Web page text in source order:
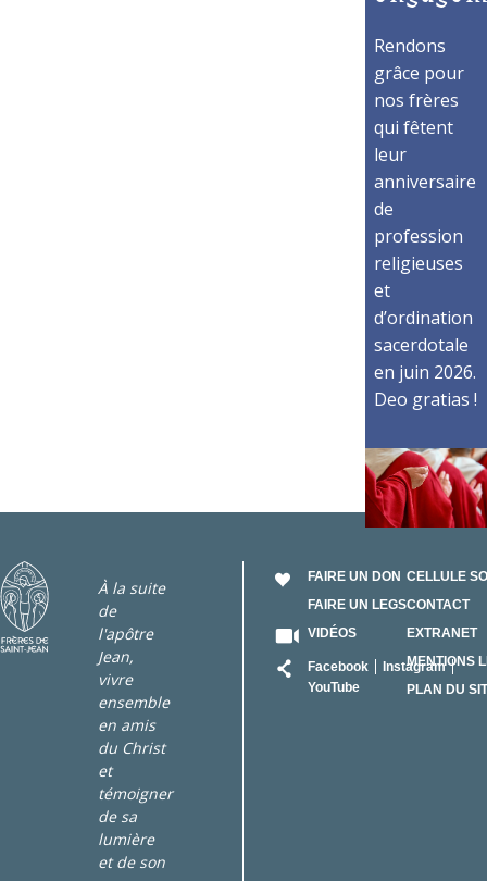
Rendons
grâce pour
nos frères
qui fêtent
leur
anniversaire
de
profession
religieuses
et
d’ordination
sacerdotale
en juin 2026.
Deo gratias !
À la suite
de
l'apôtre
Jean,
vivre
ensemble
en amis
du Christ
et
témoigner
de sa
lumière
et de son
FAIRE UN DON
FAIRE UN LEGS
VIDÉOS
Facebook
Instagram
YouTube
CELLULE
CONTACT
EXTRANET
MENTIONS
PLAN DU